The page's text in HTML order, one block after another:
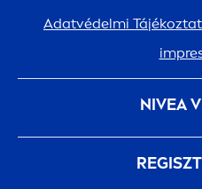
Adatvédelmi
NIVEA
TÖRTÉNELEM
A Te bőröd. A Mi